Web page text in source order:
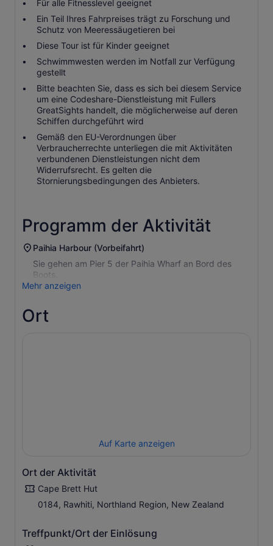
Für alle Fitnesslevel geeignet
Ein Teil Ihres Fahrpreises trägt zu Forschung und
Schutz von Meeressäugetieren bei
Diese Tour ist für Kinder geeignet
Schwimmwesten werden im Notfall zur Verfügung
gestellt
Bitte beachten Sie, dass es sich bei diesem Service
um eine Codeshare-Dienstleistung mit Fullers
GreatSights handelt, die möglicherweise auf deren
Schiffen durchgeführt wird
Gemäß den EU-Verordnungen über
Verbraucherrechte unterliegen die mit Aktivitäten
verbundenen Dienstleistungen nicht dem
Widerrufsrecht. Es gelten die
Stornierungsbedingungen des Anbieters.
Programm der Aktivität
Paihia Harbour (Vorbeifahrt)
Sie gehen am Pier 5 der Paihia Wharf an Bord des
Boots.
Mehr anzeigen
Ort
Auf Karte anzeigen
Ort der Aktivität
Cape Brett Hut
0184, Rawhiti, Northland Region, New Zealand
Treffpunkt/Ort der Einlösung